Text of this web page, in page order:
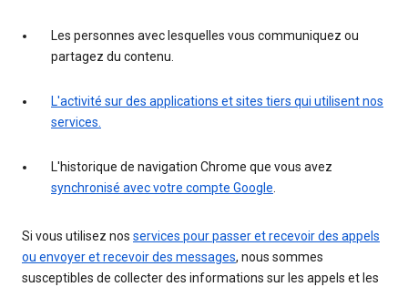
Les personnes avec lesquelles vous communiquez ou
partagez du contenu.
L'activité sur des applications et sites tiers qui utilisent nos
services.
L'historique de navigation Chrome que vous avez
synchronisé avec votre compte Google.
Si vous utilisez nos services pour passer et recevoir des appels
ou envoyer et recevoir des messages, nous sommes
susceptibles de collecter des informations sur les appels et les